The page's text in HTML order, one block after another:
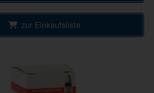
zur Einkaufsliste